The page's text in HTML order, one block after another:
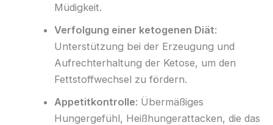
Müdigkeit.
Verfolgung einer ketogenen Diät:
Unterstützung bei der Erzeugung und
Aufrechterhaltung der Ketose, um den
Fettstoffwechsel zu fördern.
Appetitkontrolle: Übermäßiges
Hungergefühl, Heißhungerattacken, die das